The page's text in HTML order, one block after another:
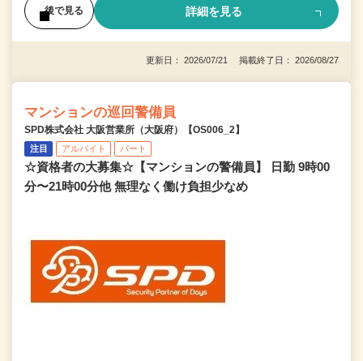
後で見る 詳細を見る
更新日： 2026/07/21 掲載終了日： 2026/08/27
マンションの巡回警備員
SPD株式会社 大阪営業所（大阪府）【OS006_2】
注目 アルバイト パート
☆資格者の大募集☆【マンションの警備員】 日勤 9時00
分〜21時00分他 無理なく働け負担少なめ